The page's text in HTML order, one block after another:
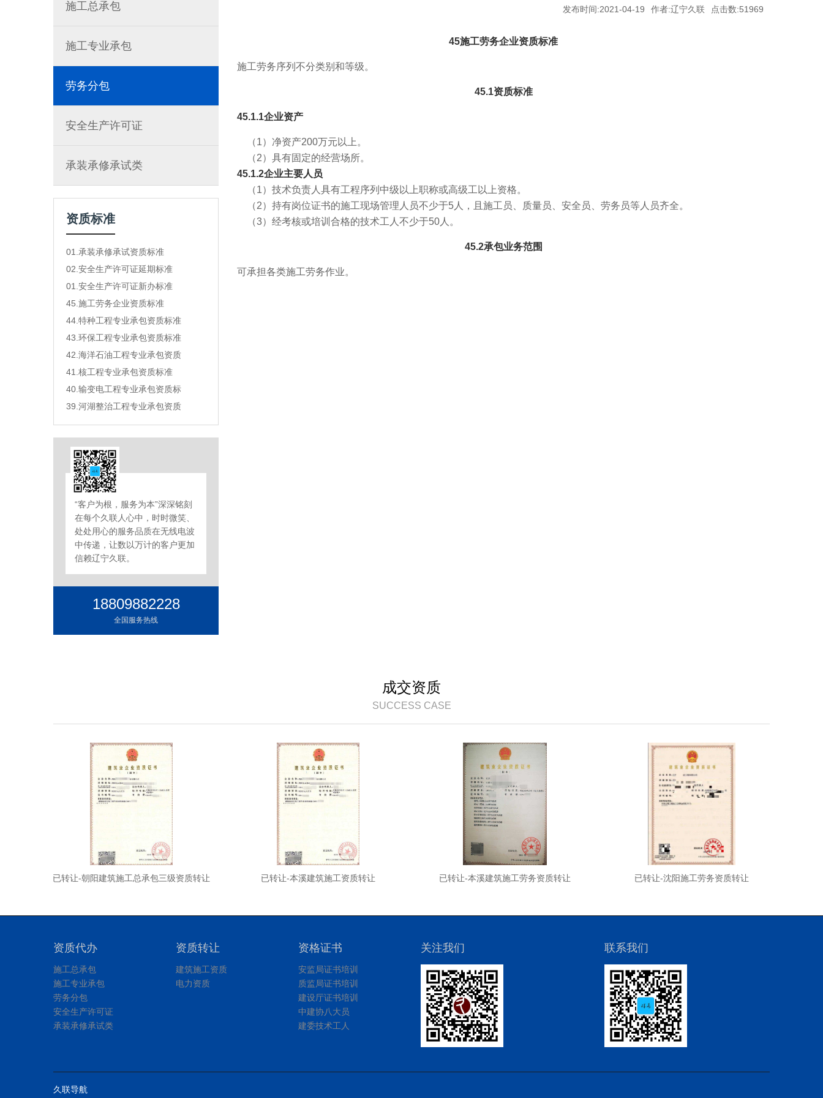
施工总承包
施工专业承包
劳务分包
安全生产许可证
承装承修承试类
资质标准
01.承装承修承试资质标准
02.安全生产许可证延期标准
01.安全生产许可证新办标准
45.施工劳务企业资质标准
44.特种工程专业承包资质标准
43.环保工程专业承包资质标准
42.海洋石油工程专业承包资质
41.核工程专业承包资质标准
40.输变电工程专业承包资质标
39.河湖整治工程专业承包资质
“客户为根，服务为本”深深铭刻
在每个久联人心中，时时微笑、
处处用心的服务品质在无线电波
中传递，让数以万计的客户更加
信赖辽宁久联。
18809882228
全国服务热线
发布时间:2021-04-19 作者:辽宁久联 点击数:51969
45施工劳务企业资质标准
施工劳务序列不分类别和等级。
45.1资质标准
45.1.1企业资产
（1）净资产200万元以上。
（2）具有固定的经营场所。
45.1.2企业主要人员
（1）技术负责人具有工程序列中级以上职称或高级工以上资格。
（2）持有岗位证书的施工现场管理人员不少于5人，且施工员、质量员、安全员、劳务员等人员齐全。
（3）经考核或培训合格的技术工人不少于50人。
45.2承包业务范围
可承担各类施工劳务作业。
成交资质
SUCCESS CASE
已转让-朝阳建筑施工总承包三级资质转让 已转让-本溪建筑施工资质转让 已转让-本溪建筑施工劳务资质转让 已转让-沈阳施工劳务资质转让
资质代办
施工总承包
施工专业承包
劳务分包
安全生产许可证
承装承修承试类
资质转让
建筑施工资质
电力资质
资格证书
安监局证书培训
质监局证书培训
建设厅证书培训
中建协八大员
建委技术工人
关注我们 联系我们
久联导航